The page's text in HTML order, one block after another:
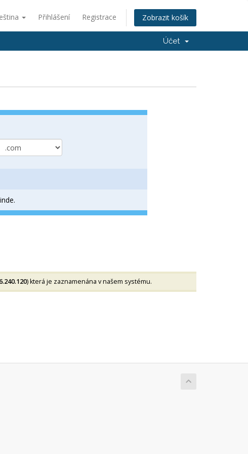
Přihlášení Registrace Zobrazit košík
Účet
) která je zaznamenána v našem systému.